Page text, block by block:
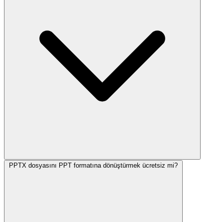
PPTX dosyasını PPT formatına dönüştürmek ücretsiz mi?